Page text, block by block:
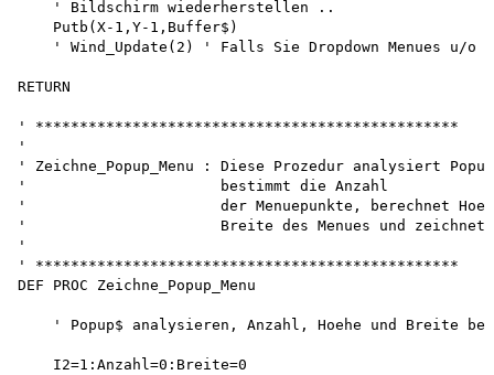
    ' Bildschirm wiederherstellen ..
    Putb(X-1,Y-1,Buffer$)
' Wind_Update(2) ' Falls Sie Dropdown Menues u/o
RETURN
' ************************************************
'
' Zeichne_Popup_Menu : Diese Prozedur analysiert
'                      bestimmt die Anzahl
'                      der Menuepunkte, berechnet
'                      Breite des Menues und zeichnet
'
' ************************************************
DEF PROC Zeichne_Popup_Menu
' Popup$ analysieren, Anzahl, Hoehe und Breite
    I2=1:Anzahl=0:Breite=0